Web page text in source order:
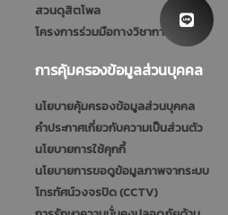
สวนดุสิตโพล
โครงการร่วมมือทางวิชาการ (รมป.)
การคุ้มครองข้อมูลส่วนบุคคล
นโยบายคุ้มครองข้อมูลส่วนบุคคล
คำประกาศเกี่ยวกับความเป็นส่วนตัว
นโยบายการใช้คุกกี้
นโยบายการขอดูข้อมูลภาพจากระบบ
โทรทัศน์วงจรปิด (CCTV)